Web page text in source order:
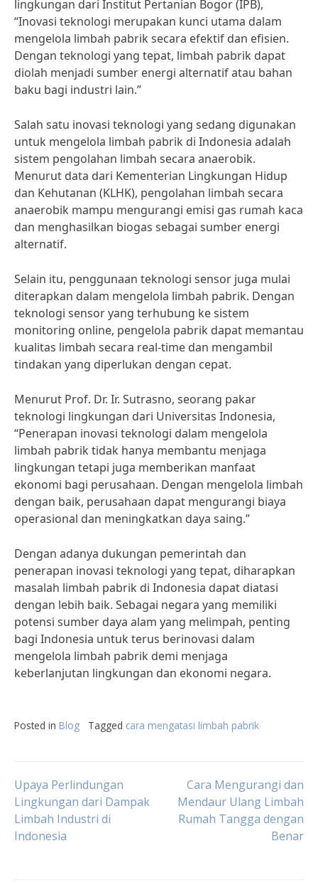
lingkungan dari Institut Pertanian Bogor (IPB),
“Inovasi teknologi merupakan kunci utama dalam
mengelola limbah pabrik secara efektif dan efisien.
Dengan teknologi yang tepat, limbah pabrik dapat
diolah menjadi sumber energi alternatif atau bahan
baku bagi industri lain.”
Salah satu inovasi teknologi yang sedang digunakan
untuk mengelola limbah pabrik di Indonesia adalah
sistem pengolahan limbah secara anaerobik.
Menurut data dari Kementerian Lingkungan Hidup
dan Kehutanan (KLHK), pengolahan limbah secara
anaerobik mampu mengurangi emisi gas rumah kaca
dan menghasilkan biogas sebagai sumber energi
alternatif.
Selain itu, penggunaan teknologi sensor juga mulai
diterapkan dalam mengelola limbah pabrik. Dengan
teknologi sensor yang terhubung ke sistem
monitoring online, pengelola pabrik dapat memantau
kualitas limbah secara real-time dan mengambil
tindakan yang diperlukan dengan cepat.
Menurut Prof. Dr. Ir. Sutrasno, seorang pakar
teknologi lingkungan dari Universitas Indonesia,
“Penerapan inovasi teknologi dalam mengelola
limbah pabrik tidak hanya membantu menjaga
lingkungan tetapi juga memberikan manfaat
ekonomi bagi perusahaan. Dengan mengelola limbah
dengan baik, perusahaan dapat mengurangi biaya
operasional dan meningkatkan daya saing.”
Dengan adanya dukungan pemerintah dan
penerapan inovasi teknologi yang tepat, diharapkan
masalah limbah pabrik di Indonesia dapat diatasi
dengan lebih baik. Sebagai negara yang memiliki
potensi sumber daya alam yang melimpah, penting
bagi Indonesia untuk terus berinovasi dalam
mengelola limbah pabrik demi menjaga
keberlanjutan lingkungan dan ekonomi negara.
Posted in Blog Tagged cara mengatasi limbah pabrik
Post
navigation
Upaya Perlindungan
Lingkungan dari Dampak
Limbah Industri di
Indonesia
Cara Mengurangi dan
Mendaur Ulang Limbah
Rumah Tangga dengan
Benar